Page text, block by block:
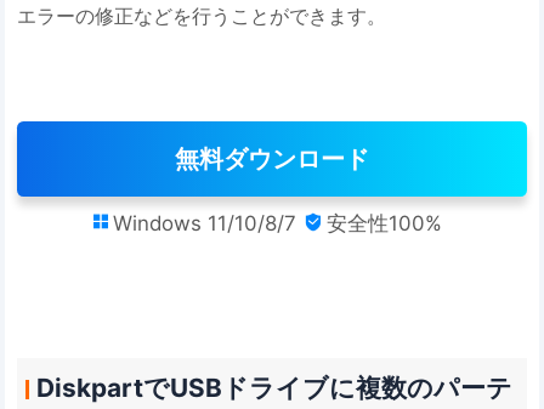
エラーの修正などを行うことができます。
無料ダウンロード
 Windows 11/10/8/7  安全性100%
DiskpartでUSBドライブに複数のパーテ